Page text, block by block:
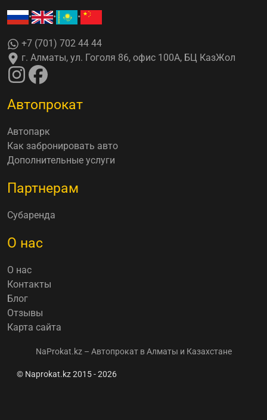
• • •
+7 (701) 702 44 44
г. Алматы, ул. Гоголя 86, офис 100А, БЦ КазЖол
Автопрокат
Автопарк
Как забронировать авто
Дополнительные услуги
Партнерам
Субаренда
О нас
О нас
Контакты
Блог
Отзывы
Карта сайта
NaProkat.kz – Автопрокат в Алматы и Казахстане
© Naprokat.kz 2015 - 2026